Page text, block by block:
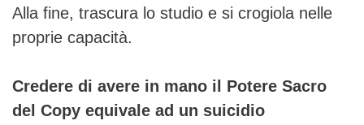
Alla fine, trascura lo studio e si crogiola nelle
proprie capacità.
Credere di avere in mano il Potere Sacro
del Copy equivale ad un suicidio